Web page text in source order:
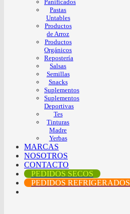
Panificados
Pastas
Untables
Productos
de Arroz
Productos
Orgánicos
Repostería
Salsas
Semillas
Snacks
Suplementos
Suplementos
Deportivas
Tes
Tinturas
Madre
Yerbas
MARCAS
NOSOTROS
CONTACTO
PEDIDOS SECOS
PEDIDOS REFRIGERADOS